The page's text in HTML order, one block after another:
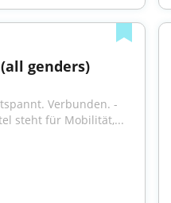
(all genders)
Verbunden. -
steht für Mobilität,...